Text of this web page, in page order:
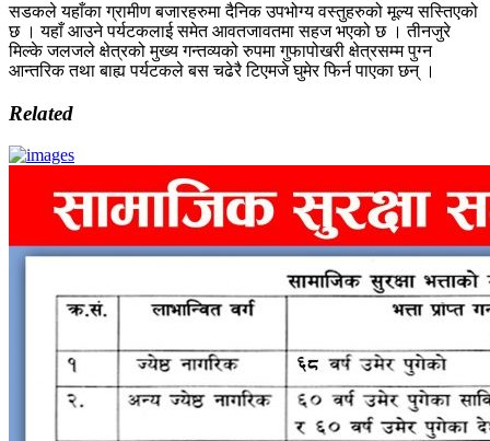
सडकले यहाँका ग्रामीण बजारहरुमा दैनिक उपभोग्य वस्तुहरुको मूल्य सस्तिएको
छ । यहाँ आउने पर्यटकलाई समेत आवतजावतमा सहज भएको छ । तीनजुरे
मिल्के जलजले क्षेत्रको मुख्य गन्तव्यको रुपमा गुफापोखरी क्षेत्रसम्म पुग्न
आन्तरिक तथा बाह्य पर्यटकले बस चढेरै टिएमजे घुमेर फिर्न पाएका छन् ।
Related